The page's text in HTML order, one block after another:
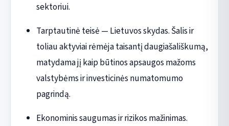
sektoriui.
Tarptautinė teisė — Lietuvos skydas. Šalis ir
toliau aktyviai rėmėja taisantį daugiašališkumą,
matydama jį kaip būtinos apsaugos mažoms
valstybėms ir investicinės numatomumo
pagrindą.
Ekonominis saugumas ir rizikos mažinimas.